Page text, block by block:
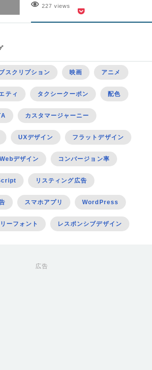
227 views
スクリプション 映画 アニメ
ティ タクシークーポン 配色
カスタマージャーニー
UXデザイン フラットデザイン
Webデザイン コンバージョン率
リスティング広告
スマホアプリ WordPress
ーフォント レスポンシブデザイン
広告